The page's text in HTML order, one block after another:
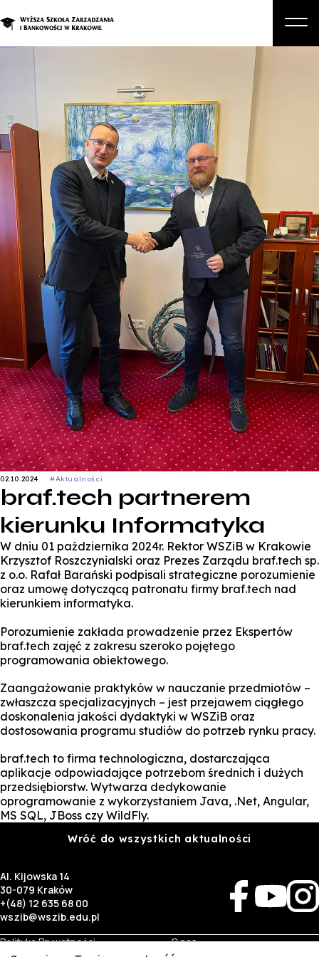
Studia podyplomowe i kursy
Biznes
Zapisz się na studia
02.10.2024 #Aktualności
braf.tech partnerem
kierunku Informatyka
W dniu 01 października 2024r. Rektor WSZiB w Krakowie
Krzysztof Roszczynialski oraz Prezes Zarządu braf.tech sp.
z o.o. Rafał Barański podpisali strategiczne porozumienie
oraz umowę dotyczącą patronatu firmy braf.tech nad
kierunkiem informatyka.
Porozumienie zakłada prowadzenie przez Ekspertów
braf.tech zajęć z zakresu szeroko pojętego
programowania obiektowego.
Zaangażowanie praktyków w nauczanie przedmiotów –
zwłaszcza specjalizacyjnych – jest przejawem ciągłego
doskonalenia jakości dydaktyki w WSZiB oraz
dostosowania programu studiów do potrzeb rynku pracy.
braf.tech to firma technologiczna, dostarczająca
aplikacje odpowiadające potrzebom średnich i dużych
przedsiębiorstw. Wytwarza dedykowanie
oprogramowanie z wykorzystaniem Java, .Net, Angular,
MS SQL, JBoss czy WildFly.
Wróć do wszystkich aktualności
Al. Kijowska 14
30-079 Kraków
+(48) 12 635 68 00
wszib@wszib.edu.pl
Polityka Prywatności
RODO
O nas
Rekrutacja